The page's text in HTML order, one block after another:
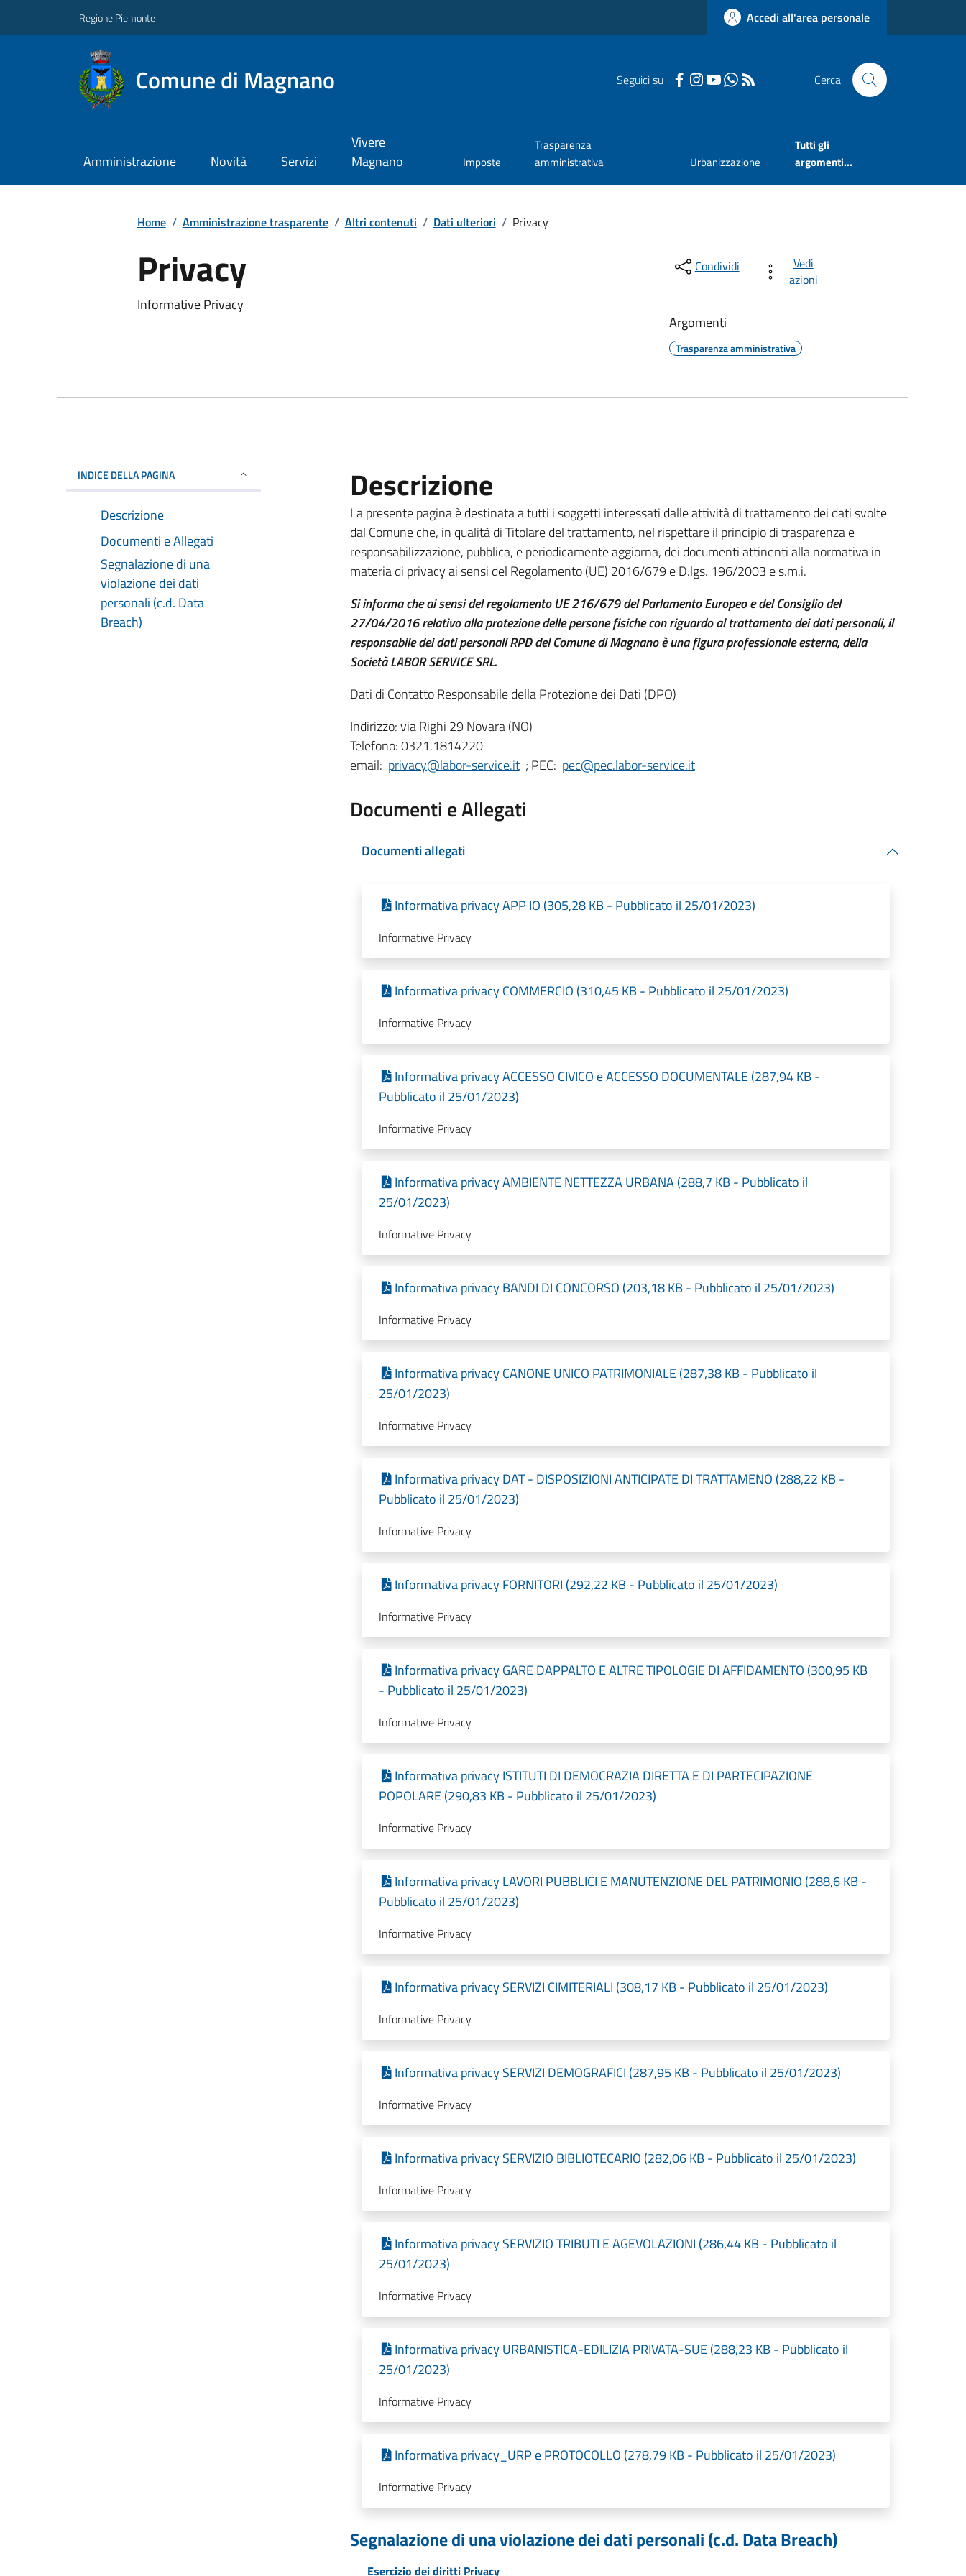
Regione Piemonte Accedi all'area personale
Comune di Magnano Seguici su Cerca
Amministrazione Novità Servizi
Vivere
Magnano
Imposte
Trasparenza
amministrativa
Urbanizzazione
Tutti gli
argomenti...
Home / Amministrazione trasparente / Altri contenuti / Dati ulteriori / Privacy
Privacy
Informative Privacy
Condividi
Vedi
azioni
Argomenti
Trasparenza amministrativa
INDICE DELLA PAGINA
Descrizione
Documenti e Allegati
Segnalazione di una
violazione dei dati
personali (c.d. Data
Breach)
Descrizione
La presente pagina è destinata a tutti i soggetti interessati dalle attività di trattamento dei dati svolte
dal Comune che, in qualità di Titolare del trattamento, nel rispettare il principio di trasparenza e
responsabilizzazione, pubblica, e periodicamente aggiorna, dei documenti attinenti alla normativa in
materia di privacy ai sensi del Regolamento (UE) 2016/679 e D.lgs. 196/2003 e s.m.i.
Si informa che ai sensi del regolamento UE 216/679 del Parlamento Europeo e del Consiglio del
27/04/2016 relativo alla protezione delle persone fisiche con riguardo al trattamento dei dati personali, il
responsabile dei dati personali RPD del Comune di Magnano è una figura professionale esterna, della
Società LABOR SERVICE SRL.
Dati di Contatto Responsabile della Protezione dei Dati (DPO)
Indirizzo: via Righi 29 Novara (NO)
Telefono: 0321.1814220
email: privacy@labor-service.it; PEC: pec@pec.labor-service.it
Documenti e Allegati
Documenti allegati
Informativa privacy APP IO (305,28 KB - Pubblicato il 25/01/2023)
Informative Privacy
Informativa privacy COMMERCIO (310,45 KB - Pubblicato il 25/01/2023)
Informative Privacy
Informativa privacy ACCESSO CIVICO e ACCESSO DOCUMENTALE (287,94 KB -
Pubblicato il 25/01/2023)
Informative Privacy
Informativa privacy AMBIENTE NETTEZZA URBANA (288,7 KB - Pubblicato il
25/01/2023)
Informative Privacy
Informativa privacy BANDI DI CONCORSO (203,18 KB - Pubblicato il 25/01/2023)
Informative Privacy
Informativa privacy CANONE UNICO PATRIMONIALE (287,38 KB - Pubblicato il
25/01/2023)
Informative Privacy
Informativa privacy DAT - DISPOSIZIONI ANTICIPATE DI TRATTAMENO (288,22 KB -
Pubblicato il 25/01/2023)
Informative Privacy
Informativa privacy FORNITORI (292,22 KB - Pubblicato il 25/01/2023)
Informative Privacy
Informativa privacy GARE DAPPALTO E ALTRE TIPOLOGIE DI AFFIDAMENTO (300,95 KB
- Pubblicato il 25/01/2023)
Informative Privacy
Informativa privacy ISTITUTI DI DEMOCRAZIA DIRETTA E DI PARTECIPAZIONE
POPOLARE (290,83 KB - Pubblicato il 25/01/2023)
Informative Privacy
Informativa privacy LAVORI PUBBLICI E MANUTENZIONE DEL PATRIMONIO (288,6 KB -
Pubblicato il 25/01/2023)
Informative Privacy
Informativa privacy SERVIZI CIMITERIALI (308,17 KB - Pubblicato il 25/01/2023)
Informative Privacy
Informativa privacy SERVIZI DEMOGRAFICI (287,95 KB - Pubblicato il 25/01/2023)
Informative Privacy
Informativa privacy SERVIZIO BIBLIOTECARIO (282,06 KB - Pubblicato il 25/01/2023)
Informative Privacy
Informativa privacy SERVIZIO TRIBUTI E AGEVOLAZIONI (286,44 KB - Pubblicato il
25/01/2023)
Informative Privacy
Informativa privacy URBANISTICA-EDILIZIA PRIVATA-SUE (288,23 KB - Pubblicato il
25/01/2023)
Informative Privacy
Informativa privacy_URP e PROTOCOLLO (278,79 KB - Pubblicato il 25/01/2023)
Informative Privacy
Segnalazione di una violazione dei dati personali (c.d. Data Breach)
Esercizio dei diritti Privacy